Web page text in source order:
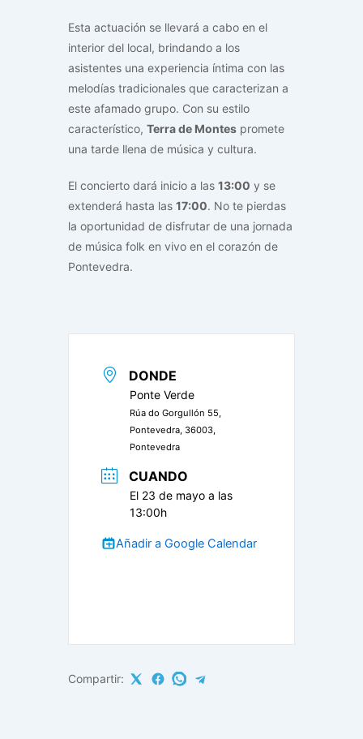
Esta actuación se llevará a cabo en el
interior del local, brindando a los
asistentes una experiencia íntima con las
melodías tradicionales que caracterizan a
este afamado grupo. Con su estilo
característico, Terra de Montes promete
una tarde llena de música y cultura.
El concierto dará inicio a las 13:00 y se
extenderá hasta las 17:00. No te pierdas
la oportunidad de disfrutar de una jornada
de música folk en vivo en el corazón de
Pontevedra.
DONDE
Ponte Verde
Rúa do Gorgullón 55,
Pontevedra, 36003,
Pontevedra
CUANDO
El 23 de mayo a las
13:00h
Añadir a Google Calendar
Compartir: